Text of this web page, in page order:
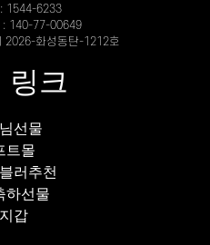
1544-6233
140-77-00649
2026-화성동탄-1212호
링크
선물
트몰
러추천
하선물
갑